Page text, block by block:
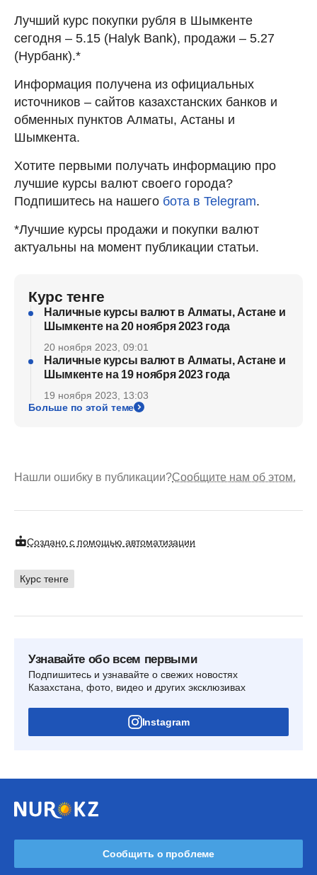
Лучший курс покупки рубля в Шымкенте
сегодня – 5.15 (Halyk Bank), продажи – 5.27
(Нурбанк).*
Информация получена из официальных
источников – сайтов казахстанских банков и
обменных пунктов Алматы, Астаны и
Шымкента.
Хотите первыми получать информацию про
лучшие курсы валют своего города?
Подпишитесь на нашего бота в Telegram.
*Лучшие курсы продажи и покупки валют
актуальны на момент публикации статьи.
Курс тенге
Наличные курсы валют в Алматы, Астане и
Шымкенте на 20 ноября 2023 года
20 ноября 2023, 09:01
Наличные курсы валют в Алматы, Астане и
Шымкенте на 19 ноября 2023 года
19 ноября 2023, 13:03
Больше по этой теме
Нашли ошибку в публикации?Сообщите нам об этом.
Создано с помощью автоматизации
Курс тенге
Узнавайте обо всем первыми
Подпишитесь и узнавайте о свежих новостях
Казахстана, фото, видео и других эксклюзивах
Instagram
Сообщить о проблеме